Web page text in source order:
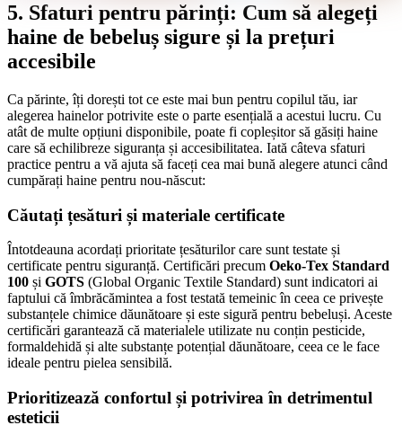
5. Sfaturi pentru părinți: Cum să alegeți
haine de bebeluș sigure și la prețuri
accesibile
Ca părinte, îți dorești tot ce este mai bun pentru copilul tău, iar
alegerea hainelor potrivite este o parte esențială a acestui lucru. Cu
atât de multe opțiuni disponibile, poate fi copleșitor să găsiți haine
care să echilibreze siguranța și accesibilitatea. Iată câteva sfaturi
practice pentru a vă ajuta să faceți cea mai bună alegere atunci când
cumpărați haine pentru nou-născut:
Căutați țesături și materiale certificate
Întotdeauna acordați prioritate țesăturilor care sunt testate și
certificate pentru siguranță. Certificări precum Oeko-Tex Standard
100 și GOTS (Global Organic Textile Standard) sunt indicatori ai
faptului că îmbrăcămintea a fost testată temeinic în ceea ce privește
substanțele chimice dăunătoare și este sigură pentru bebeluși. Aceste
certificări garantează că materialele utilizate nu conțin pesticide,
formaldehidă și alte substanțe potențial dăunătoare, ceea ce le face
ideale pentru pielea sensibilă.
Prioritizează confortul și potrivirea în detrimentul
esteticii